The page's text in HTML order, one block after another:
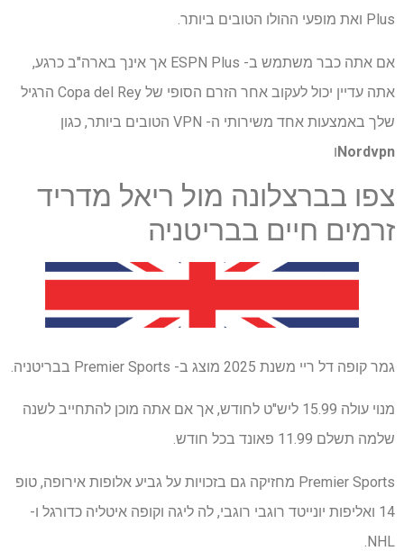
Plus ואת מופעי ההולו הטובים ביותר.
אם אתה כבר משתמש ב- ESPN Plus אך אינך בארה"ב כרגע,
אתה עדיין יכול לעקוב אחר הזרם הסופי של Copa del Rey הרגיל
שלך באמצעות אחד משירותי ה- VPN הטובים ביותר, כגון
Nordvpnו
צפו בברצלונה מול ריאל מדריד
זרמים חיים בבריטניה
גמר קופה דל ריי משנת 2025 מוצג ב- Premier Sports בבריטניה.
מנוי עולה 15.99 ליש"ט לחודש, אך אם אתה מוכן להתחייב לשנה
שלמה תשלם 11.99 פאונד בכל חודש.
Premier Sports מחזיקה גם בזכויות על גביע אלופות אירופה, טופ
14 ואליפות יונייטד רוגבי רוגבי, לה ליגה וקופה איטליה כדורגל ו-
NHL.